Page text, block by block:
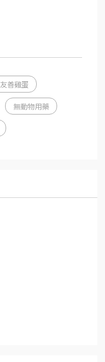
友善雞蛋
無動物用藥